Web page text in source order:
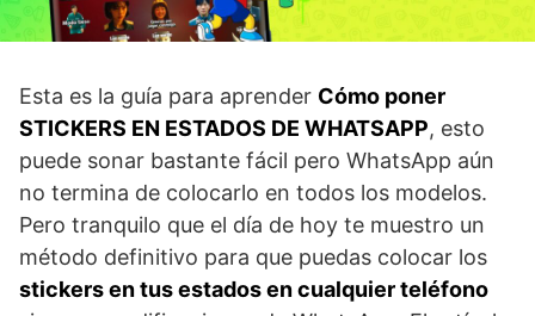
Esta es la guía para aprender Cómo poner
STICKERS EN ESTADOS DE WHATSAPP, esto
puede sonar bastante fácil pero WhatsApp aún
no termina de colocarlo en todos los modelos.
Pero tranquilo que el día de hoy te muestro un
método definitivo para que puedas colocar los
stickers en tus estados en cualquier teléfono